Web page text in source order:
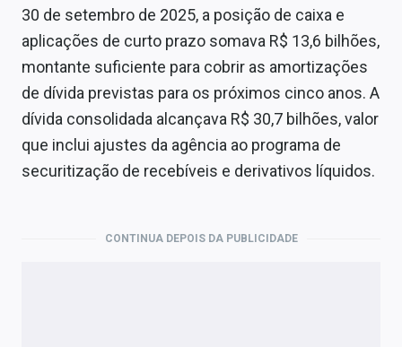
30 de setembro de 2025, a posição de caixa e
aplicações de curto prazo somava R$ 13,6 bilhões,
montante suficiente para cobrir as amortizações
de dívida previstas para os próximos cinco anos. A
dívida consolidada alcançava R$ 30,7 bilhões, valor
que inclui ajustes da agência ao programa de
securitização de recebíveis e derivativos líquidos.
CONTINUA DEPOIS DA PUBLICIDADE